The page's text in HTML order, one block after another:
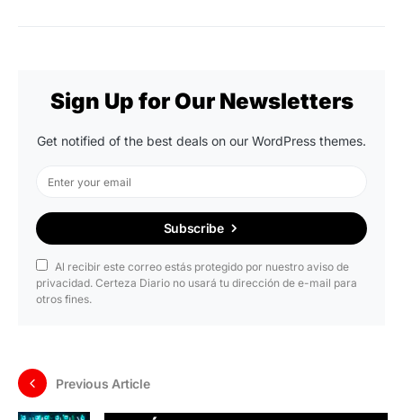
Sign Up for Our Newsletters
Get notified of the best deals on our WordPress themes.
Subscribe
Al recibir este correo estás protegido por nuestro aviso de
privacidad. Certeza Diario no usará tu dirección de e-mail para
otros fines.
Previous Article